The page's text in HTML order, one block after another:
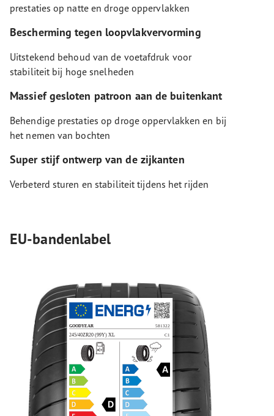
prestaties op natte en droge oppervlakken
Bescherming tegen loopvlakvervorming
Uitstekend behoud van de voetafdruk voor
stabiliteit bij hoge snelheden
Massief gesloten patroon aan de buitenkant
Behendige prestaties op droge oppervlakken en bij
het nemen van bochten
Super stijf ontwerp van de zijkanten
Verbeterd sturen en stabiliteit tijdens het rijden
EU-bandenlabel